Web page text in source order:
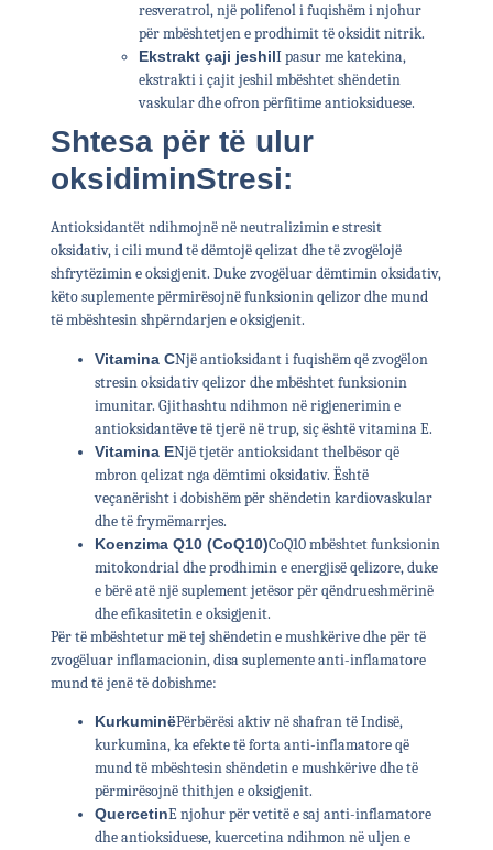
resveratrol, një polifenol i fuqishëm i njohur
për mbështetjen e prodhimit të oksidit nitrik.
Ekstrakt çaji jeshilI pasur me katekina,
ekstrakti i çajit jeshil mbështet shëndetin
vaskular dhe ofron përfitime antioksiduese.
Shtesa për të ulur
oksidiminStresi:
Antioksidantët ndihmojnë në neutralizimin e stresit
oksidativ, i cili mund të dëmtojë qelizat dhe të zvogëlojë
shfrytëzimin e oksigjenit. Duke zvogëluar dëmtimin oksidativ,
këto suplemente përmirësojnë funksionin qelizor dhe mund
të mbështesin shpërndarjen e oksigjenit.
Vitamina CNjë antioksidant i fuqishëm që zvogëlon
stresin oksidativ qelizor dhe mbështet funksionin
imunitar. Gjithashtu ndihmon në rigjenerimin e
antioksidantëve të tjerë në trup, siç është vitamina E.
Vitamina ENjë tjetër antioksidant thelbësor që
mbron qelizat nga dëmtimi oksidativ. Është
veçanërisht i dobishëm për shëndetin kardiovaskular
dhe të frymëmarrjes.
Koenzima Q10 (CoQ10)CoQ10 mbështet funksionin
mitokondrial dhe prodhimin e energjisë qelizore, duke
e bërë atë një suplement jetësor për qëndrueshmërinë
dhe efikasitetin e oksigjenit.
Për të mbështetur më tej shëndetin e mushkërive dhe për të
zvogëluar inflamacionin, disa suplemente anti-inflamatore
mund të jenë të dobishme:
KurkuminëPërbërësi aktiv në shafran të Indisë,
kurkumina, ka efekte të forta anti-inflamatore që
mund të mbështesin shëndetin e mushkërive dhe të
përmirësojnë thithjen e oksigjenit.
QuercetinE njohur për vetitë e saj anti-inflamatore
dhe antioksiduese, kuercetina ndihmon në uljen e